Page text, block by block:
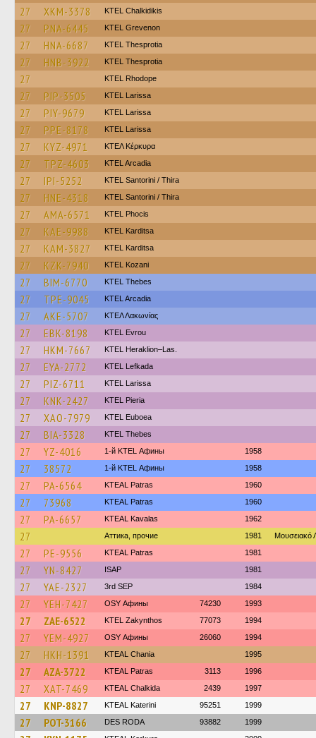
27 XKM-3378 ΚΤΕL Chalkidikis
27 PNA-6445 ΚΤΕL Grevenon
27 HNA-6687 KTEL Thesprotia
27 HNB-3922 KTEL Thesprotia
27 KTEL Rhodope
27 PIP-3505 KTEL Larissa
27 PIY-9679 KTEL Larissa
27 PPE-8178 KTEL Larissa
27 KYZ-4971 ΚΤΕΛ Κέρκυρα
27 TPZ-4603 KTEL Arcadia
27 IPI-5252 KTEL Santorini / Thira
27 HNE-4318 KTEL Santorini / Thira
27 AMA-6571 ΚΤΕL Phocis
27 KAE-9988 ΚΤΕL Karditsa
27 KAM-3827 ΚΤΕL Karditsa
27 KZK-7940 ΚΤΕL Kozani
27 BIM-6770 KTEL Thebes
27 TPE-9045 KTEL Arcadia
27 AKE-5707 ΚΤΕΛ Λακωνίας
27 EBK-8198 KTEL Evrou
27 HKM-7667 KTEL Heraklion–Las.
27 EYA-2772 KTEL Lefkada
27 PIZ-6711 KTEL Larissa
27 KNK-2427 KTEL Pieria
27 XAO-7979 ΚΤΕL Euboea
27 BIA-3328 KTEL Thebes
27 YZ-4016 1-й KTEL Афины 1958
27 38572 1-й KTEL Афины 1958
27 PA-6564 KTEAL Patras 1960
27 73968 KTEAL Patras 1960
27 PA-6657 KTEAL Kavalas 1962
27 Аттика, прочие 1981 Μουσειακό
27 PE-9556 KTEAL Patras 1981
27 YN-8427 ISAP 1981
27 YAE-2327 3rd SEP 1984
27 YEH-7427 OSY Афины 74230 1993
27 ZAE-6522 KTEL Zakynthos 77073 1994
27 YEM-4927 OSY Афины 26060 1994
27 HKH-1391 KTEAL Chania 1995
27 AZA-3722 KTEAL Patras 3113 1996
27 XAT-7469 KTEAL Chalkida 2439 1997
27 KNP-8827 KTEAL Katerini 95251 1999
27 POT-3166 DES RODA 93882 1999